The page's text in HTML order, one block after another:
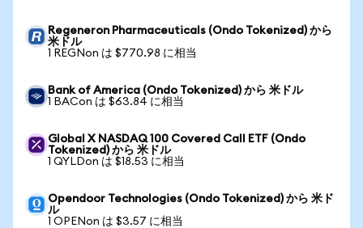
Regeneron Pharmaceuticals (Ondo Tokenized) から
米ドル
1 REGNon は $770.98 に相当
Bank of America (Ondo Tokenized) から 米ドル
1 BACon は $63.84 に相当
Global X NASDAQ 100 Covered Call ETF (Ondo
Tokenized) から 米ドル
1 QYLDon は $18.53 に相当
Opendoor Technologies (Ondo Tokenized) から 米ド
ル
1 OPENon は $3.57 に相当